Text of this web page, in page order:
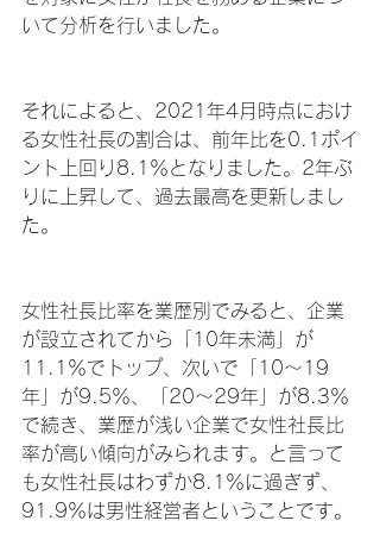
いて分析を行いました。
それによると、2021年4月時点におけ
る女性社長の割合は、前年比を0.1ポイ
ント上回り8.1％となりました。2年ぶ
りに上昇して、過去最高を更新しまし
た。
女性社長比率を業歴別でみると、企業
が設立されてから「10年未満」が
11.1％でトップ、次いで「10～19
年」が9.5％、「20～29年」が8.3％
で続き、業歴が浅い企業で女性社長比
率が高い傾向がみられます。と言って
も女性社長はわずか8.1％に過ぎず、
91.9％は男性経営者ということです。